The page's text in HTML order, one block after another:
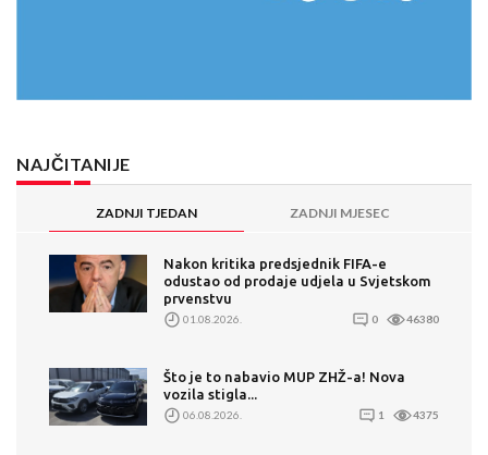
NAJČITANIJE
ZADNJI TJEDAN ZADNJI MJESEC
Nakon kritika predsjednik FIFA-e
odustao od prodaje udjela u Svjetskom
prvenstvu
01.08.2026. 0 46380
Što je to nabavio MUP ZHŽ-a! Nova
vozila stigla...
06.08.2026. 1 4375